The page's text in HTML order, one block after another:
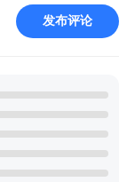
发布评论